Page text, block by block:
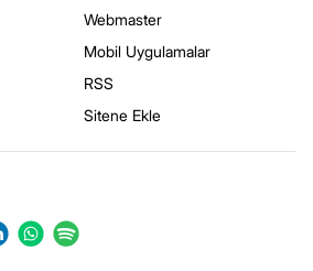
Webmaster
Mobil Uygulamalar
RSS
Sitene Ekle